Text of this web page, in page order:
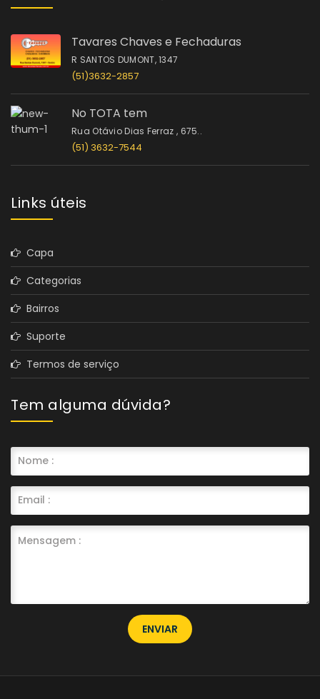
Tavares Chaves e Fechaduras
R SANTOS DUMONT, 1347
(51)3632-2857
No TOTA tem
Rua Otávio Dias Ferraz , 675..
(51) 3632-7544
Links úteis
Capa
Categorias
Bairros
Suporte
Termos de serviço
Tem alguma dúvida?
ENVIAR